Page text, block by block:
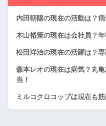
内田朝陽の現在の活動は？
木山裕策の現在は会社員？
松田洋治の現在の活躍は？
森本レオの現在は病気？丸
当！
ミルコクロコップは現在も